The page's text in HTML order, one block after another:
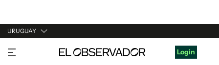
URUGUAY
URUGUAY Login